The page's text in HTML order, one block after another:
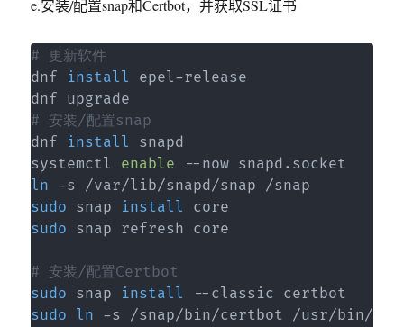
e.安装/配置snap和Certbot，并获取SSL证书
# 更新软件
dnf install
epel-release
# 安装/配置snap
dnf install
snapd
systemctl enable
ln
sudo snap install
sudo snap refresh core
# 安装/配置Certbot
sudo snap install
sudo ln